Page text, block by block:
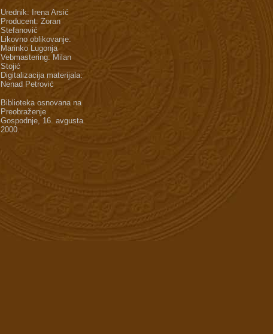
Urednik: Irena Arsić
Producent: Zoran
Stefanović
Likovno oblikovanje:
Marinko Lugonja
Vebmastering: Milan
Stojić
Digitalizacija materijala:
Nenad Petrović
Biblioteka osnovana na
Preobraženje
Gospodnje, 16. avgusta
2000.